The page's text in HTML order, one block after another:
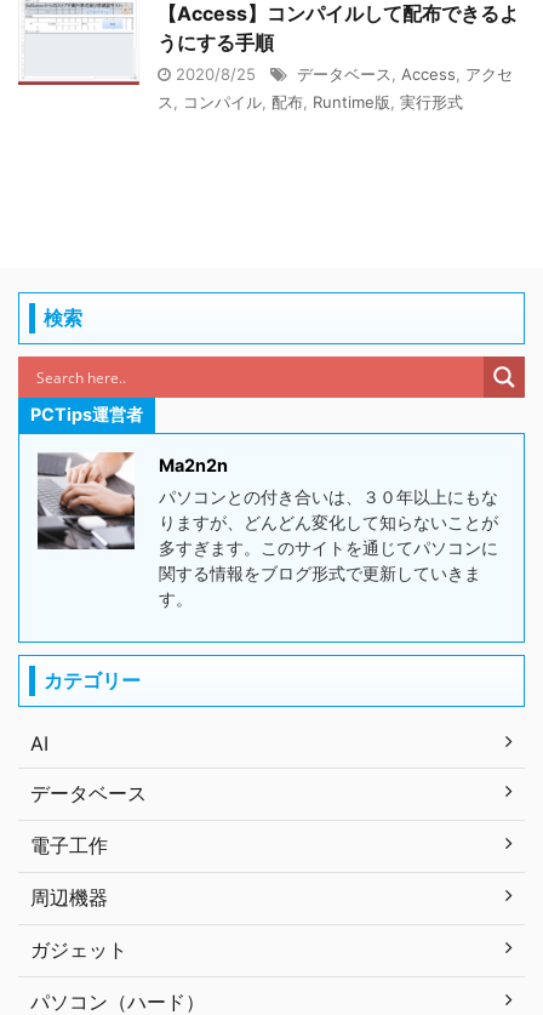
【Access】コンパイルして配布できるよ
うにする手順
2020/8/25 データベース Access
アクセ
ス
コンパイル 配布 Runtime版 実行形式
検索
PCTips運営者
Ma2n2n
パソコンとの付き合いは、３０年以上にもな
りますが、どんどん変化して知らないことが
多すぎます。このサイトを通じてパソコンに
関する情報をブログ形式で更新していきま
す。
カテゴリー
AI
データベース
電子工作
周辺機器
ガジェット
パソコン（ハード）